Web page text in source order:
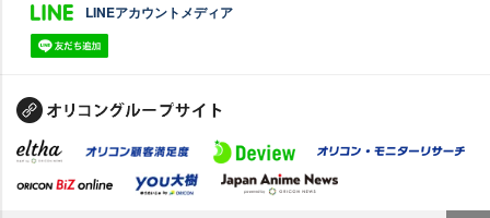
LINEアカウントメディア